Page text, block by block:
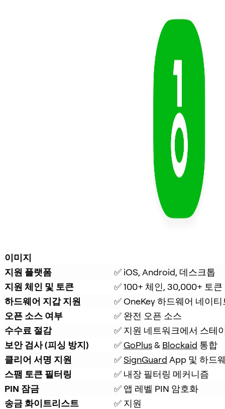
이미지
지원 플랫폼
✅ iOS, Android, 데스크톱
지원 체인 및 토큰
✅ 100+ 체인, 30,000+ 토큰
하드웨어 지갑 지원
✅ OneKey 하드웨어 네이
오픈 소스 여부
✅ 완전 오픈 소스
수수료 절감
✅ 지원 네트워크에서 스테
보안 검사 (피싱 방지)
✅ GoPlus & Blockaid 통합
클리어 서명 지원
✅ SignGuard App 및 하드
스팸 토큰 필터링
✅ 내장 필터링 메커니즘
PIN 잠금
✅ 앱 레벨 PIN 암호화
송금 화이트리스트
✅ 지원